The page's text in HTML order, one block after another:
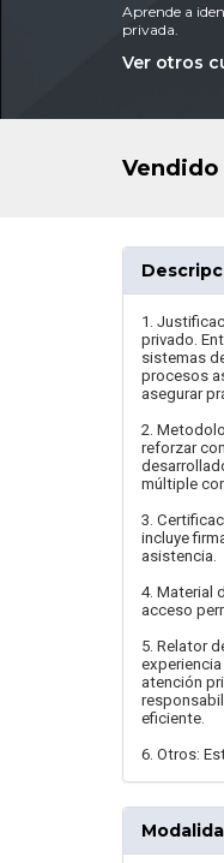
Aprende a
privada.
Ver otros
Vendido
1.
privado.
sistemas
procesos
asegurar
2.
reforzar
múltiple
3.
incluye
asistencia.
4. Material
acceso
5. Relator
atención
eficiente.
6. Otros: